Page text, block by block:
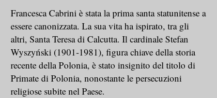
Francesca Cabrini è stata la prima santa statunitense a
essere canonizzata. La sua vita ha ispirato, tra gli
altri, Santa Teresa di Calcutta. Il cardinale Stefan
Wyszyński (1901-1981), figura chiave della storia
recente della Polonia, è stato insignito del titolo di
Primate di Polonia, nonostante le persecuzioni
religiose subite nel Paese.